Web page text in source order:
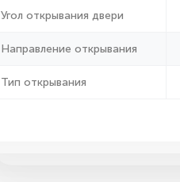
Угол открывания двери
Направление открывания
Тип открывания